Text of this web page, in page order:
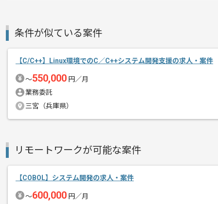
条件が似ている案件
【C/C++】Linux環境でのC／C++システム開発支援の求人・案件
〜550,000 円／月
業務委託
三宮（兵庫県）
リモートワークが可能な案件
【COBOL】システム開発の求人・案件
〜600,000 円／月